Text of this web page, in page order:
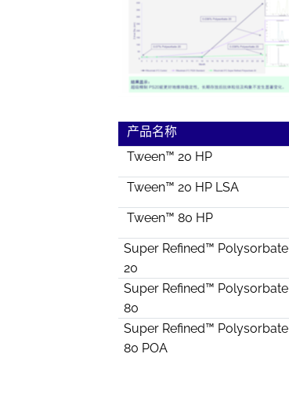
产品名称
Tween™ 20 HP
Tween™ 20 HP LSA
Tween™ 80 HP
Super Refined™ Polysorbate
20
Super Refined™ Polysorbate
80
Super Refined™ Polysorbate
80 POA